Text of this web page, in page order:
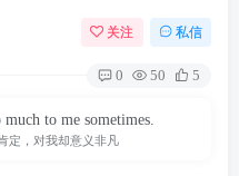
关注 私信
0 50 5
to me sometimes.
定，对我却意义非凡